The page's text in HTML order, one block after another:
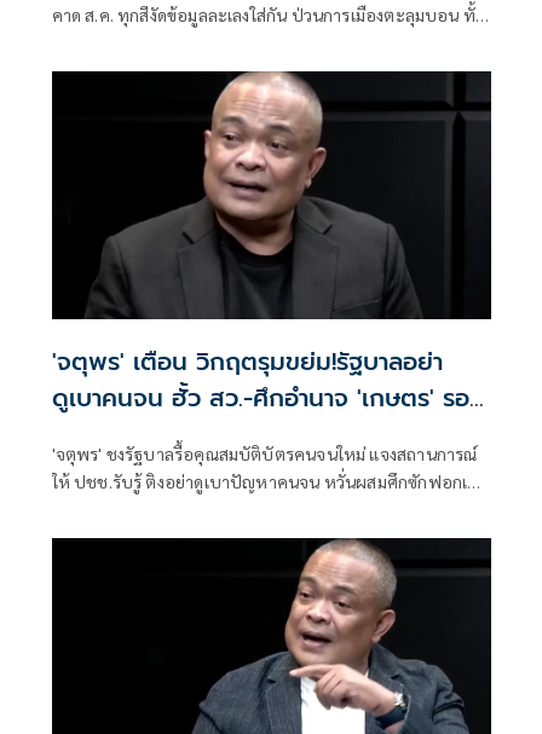
คาด ส.ค. ทุกสีงัดข้อมูลละเลงใส่กัน ป่วนการเมืองตะลุมบอน ทั้ง
'จตุพร' เตือน วิกฤตรุมขย่ม!รัฐบาลอย่า
ดูเบาคนจน ฮั้ว สว.-ศึกอำนาจ 'เกษตร' รอ
'จตุพร' ชงรัฐบาลรื้อคุณสมบัติบัตรคนจนใหม่ แจงสถานการณ์
ให้ ปชช.รับรู้ ติงอย่าดูเบาปัญหาคนจน หวั่นผสมศึกซักฟอกเปิด
จ้องล้างบางกัน ชี้ล้วนวิกฤตใหญ่จ่อรุมขย่ม'อนุทิน'